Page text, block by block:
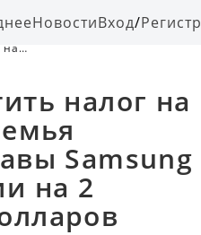
НовостиВход/
на
налог на
Samsung
на 2